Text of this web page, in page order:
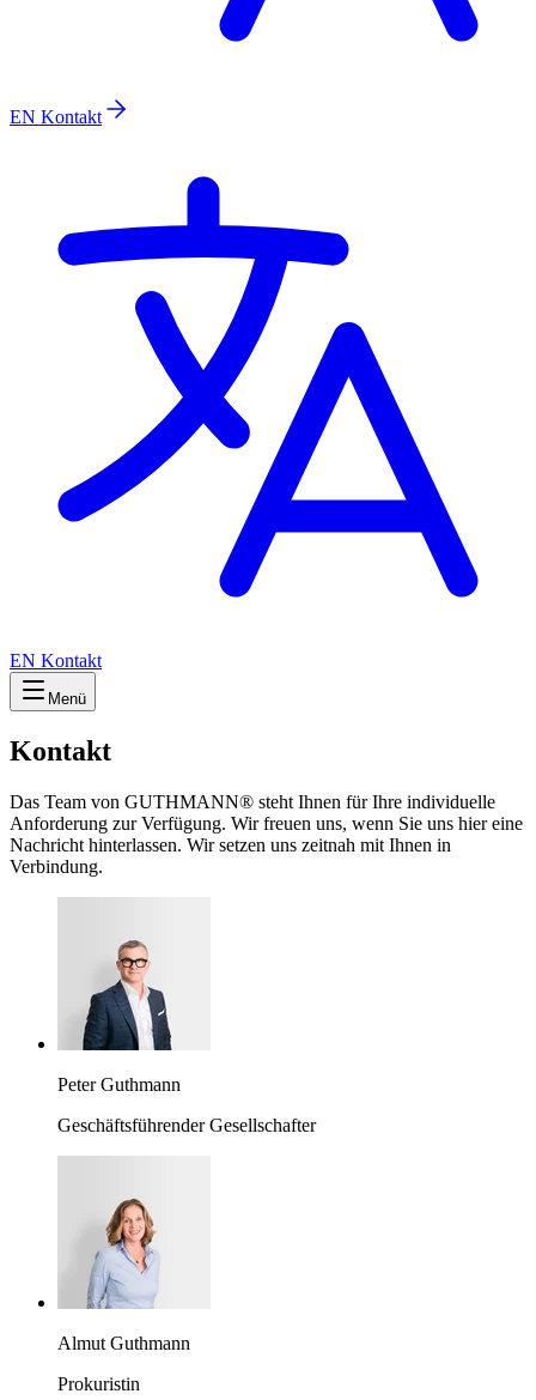
EN Kontakt
EN Kontakt
Menü
Kontakt
Das Team von GUTHMANN® steht Ihnen für Ihre individuelle
Anforderung zur Verfügung. Wir freuen uns, wenn Sie uns hier eine
Nachricht hinterlassen. Wir setzen uns zeitnah mit Ihnen in
Verbindung.
Peter Guthmann
Geschäftsführender Gesellschafter
Almut Guthmann
Prokuristin